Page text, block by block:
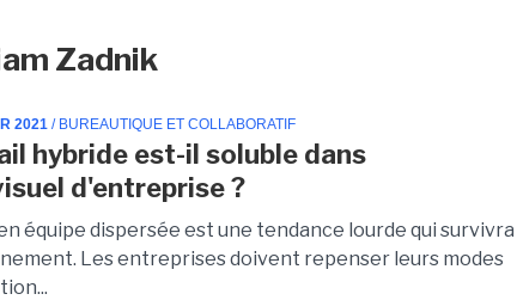
Zadnik
2021 / BUREAUTIQUE ET COLLABORATIF
hybride est-il soluble dans
d'entreprise ?
équipe dispersée est une tendance lourde qui survivra
Les entreprises doivent repenser leurs modes